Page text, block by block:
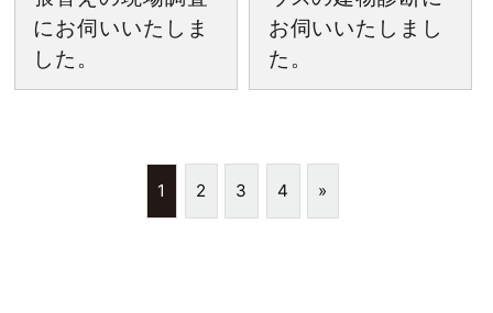
にお伺いいたしま
した。
お伺いいたしまし
た。
1 2 3 4 »